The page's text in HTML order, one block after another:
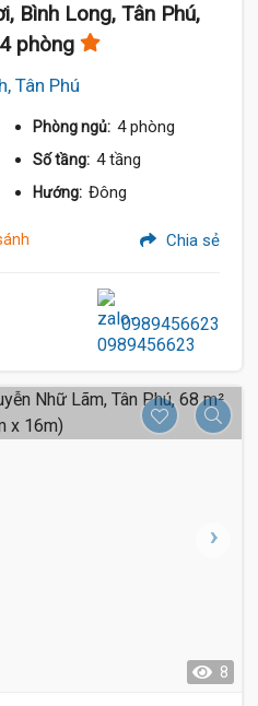
Bình Long, Tân Phú,
phòng
Tân Phú
Phòng ngủ: 4 phòng
Số tầng: 4 tầng
Hướng: Đông
Chia sẻ
0989456623
8